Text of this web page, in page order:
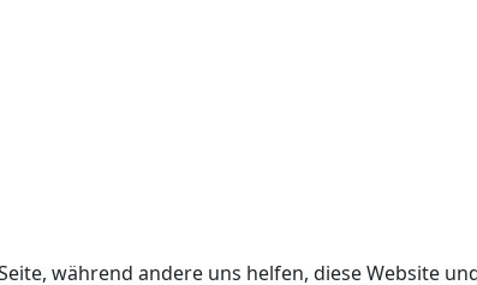
während andere uns helfen, diese Website